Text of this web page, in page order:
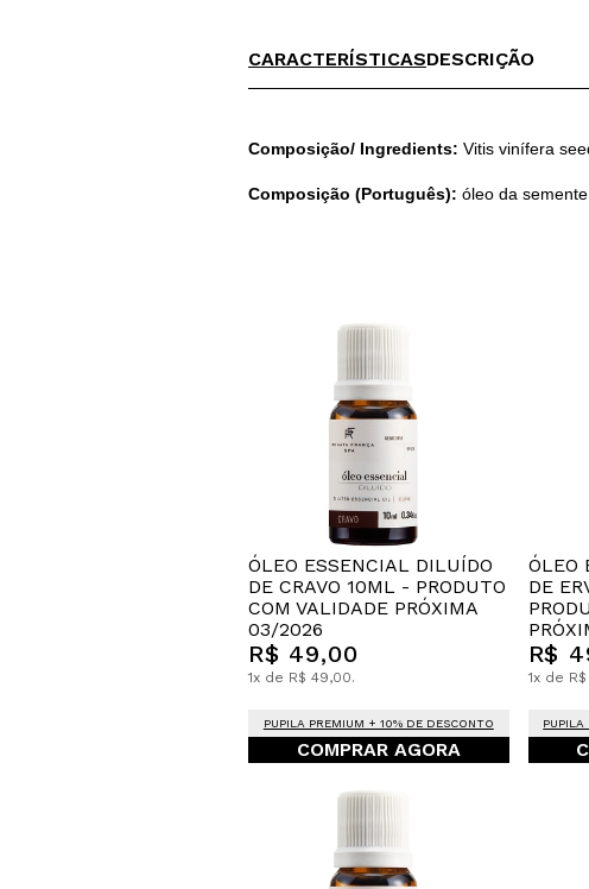
CARACTERÍSTICASDESCRIÇÃO
Composição/ Ingredients: Vitis vinífera
Composição (Português): óleo da
ÓLEO ESSENCIAL DILUÍDO
DE CRAVO 10ML - PRODUTO
COM VALIDADE PRÓXIMA
03/2026
R$ 49,00
1x de R$ 49,00.
PUPILA PREMIUM + 10% DE DESCONTO
COMPRAR AGORA
ÓLEO
DE
R$
1x de
PUPILA